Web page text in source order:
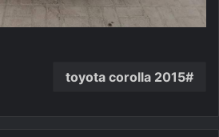
toyota corolla 2015